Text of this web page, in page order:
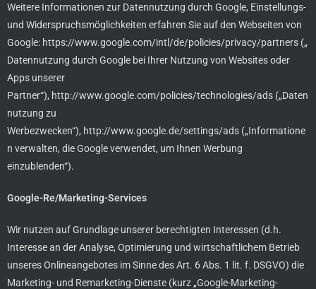
Weitere Informationen zur Datennutzung durch Google, Einstellungs-
und Widerspruchsmöglichkeiten erfahren Sie auf den Webseiten von
Google: https://www.google.com/intl/de/policies/privacy/partners („
Datennutzung durch Google bei Ihrer Nutzung von Websites oder
Apps unserer
Partner“), http://www.google.com/policies/technologies/ads („Daten
nutzung zu
Werbezwecken“), http://www.google.de/settings/ads („Informatione
n verwalten, die Google verwendet, um Ihnen Werbung
einzublenden“).
Google-Re/Marketing-Services
Wir nutzen auf Grundlage unserer berechtigten Interessen (d.h.
Interesse an der Analyse, Optimierung und wirtschaftlichem Betrieb
unseres Onlineangebotes im Sinne des Art. 6 Abs. 1 lit. f. DSGVO) die
Marketing- und Remarketing-Dienste (kurz „Google-Marketing-